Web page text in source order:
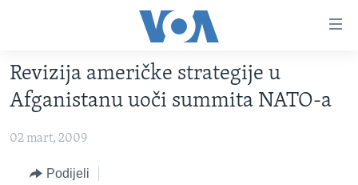
glavni
sadržaj
na
navigaciju
TV PROGRAM
VIDEO
FOTOGRAFIJE DANA
VIJESTI
Revizija američke strategije u
Afganistanu uoči summita NATO-a
02 mart, 2009
Podijeli